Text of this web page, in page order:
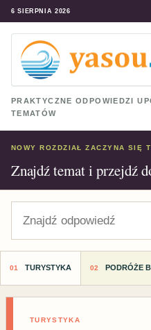
6 SIERPNIA 2026
PRAKTYCZNE ODPOWIEDZI
TEMATÓW
NOWY ROZDZIAŁ ZACZYNA SIĘ
Znajdź temat i przejdź
TURYSTYKA PODRÓŻE
TURYSTYKA